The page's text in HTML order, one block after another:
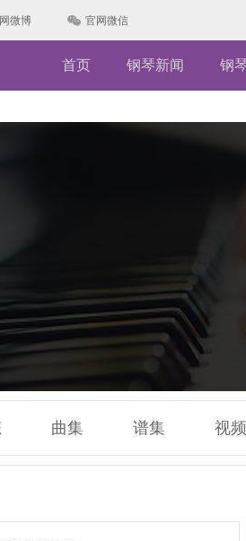
微博 官网微信
首页 钢琴新闻 钢
曲集 谱集 视频